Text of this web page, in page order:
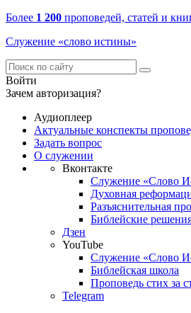
Более 1 200 проповедей, статей и
Служение «слово истины»
Войти
Зачем авторизация?
Аудиоплеер
Актуальные конспекты
Задать вопрос
О служении
Вконтакте
Служение «Слово
Духовная
Разъяснительная
Библейские
Дзен
YouTube
Служение «Слово
Библейская школа
Проповедь стих за
Telegram